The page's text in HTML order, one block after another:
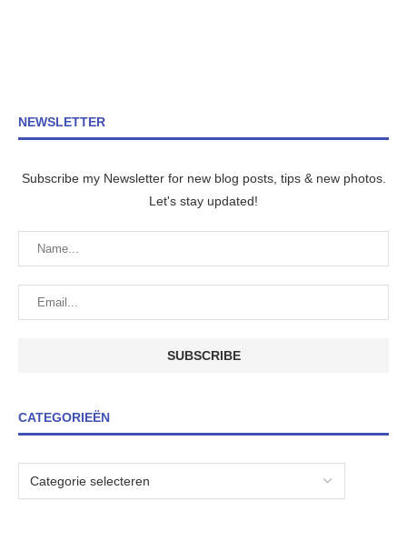
NEWSLETTER
Subscribe my Newsletter for new blog posts, tips & new photos.
Let's stay updated!
CATEGORIEËN